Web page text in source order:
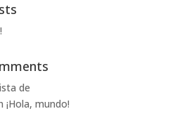
de
¡Hola, mundo!